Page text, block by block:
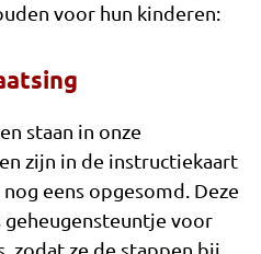
voor hun kinderen:
staan in onze
zijn in de instructiekaart
eens opgesomd. Deze
voor
zodat ze de stappen bij